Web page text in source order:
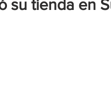
su tienda en